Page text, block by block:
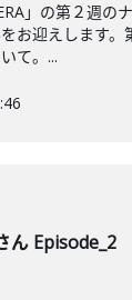
」の第２週の
お迎えします。
て。...
ん Episode_2